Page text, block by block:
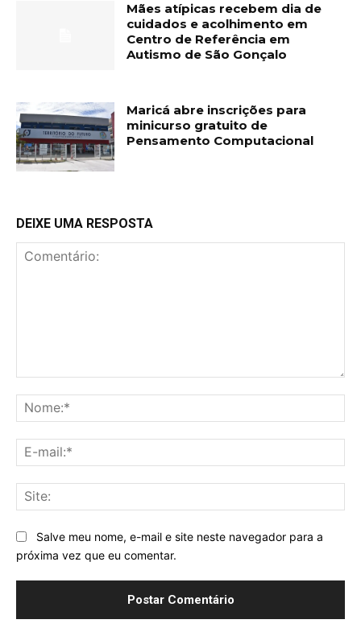
Mães atípicas recebem dia de
cuidados e acolhimento em
Centro de Referência em
Autismo de São Gonçalo
Maricá abre inscrições para
minicurso gratuito de
Pensamento Computacional
DEIXE UMA RESPOSTA
Salve meu nome, e-mail e site neste navegador para a
próxima vez que eu comentar.